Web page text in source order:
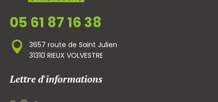
05 61 87 16 38
3657 route de Saint Julien
31310 RIEUX VOLVESTRE
Lettre d'informations